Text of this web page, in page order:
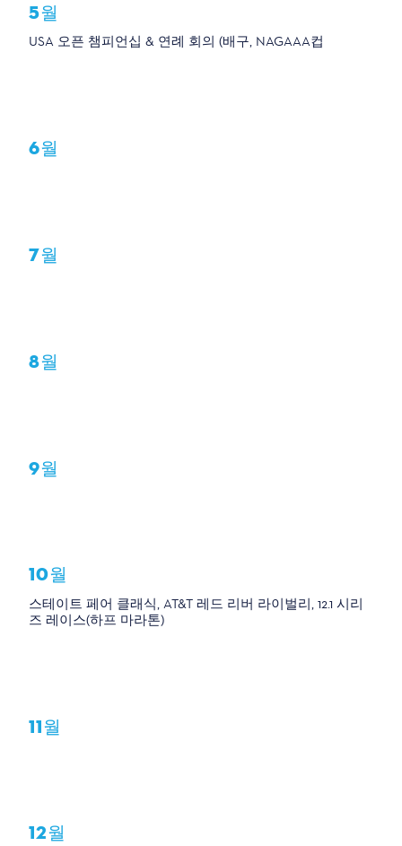
5월
USA 오픈 챔피언십 & 연례 회의 (배구, NAGAAA컵
6월
7월
8월
9월
10월
스테이트 페어 클래식, AT&T 레드 리버 라이벌리, 12.1 시리
즈 레이스(하프 마라톤)
11월
12월